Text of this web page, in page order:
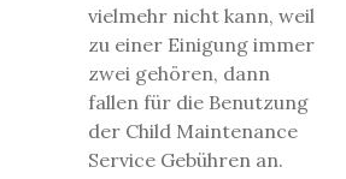
vielmehr nicht kann, weil
zu einer Einigung immer
zwei gehören, dann
fallen für die Benutzung
der Child Maintenance
Service Gebühren an.